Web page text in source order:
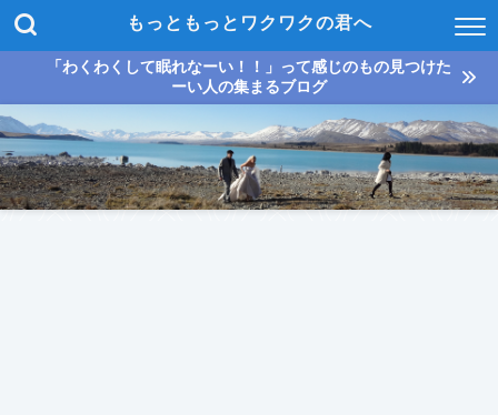
もっともっとワクワクの君へ
「わくわくして眠れなーい！！」って感じのもの見つけた
ーい人の集まるブログ